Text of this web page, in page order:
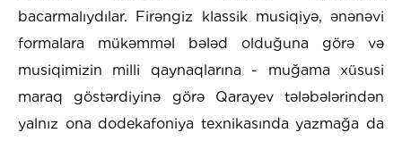
bacarmalıydılar. Firəngiz klassik musiqiyə, ənənəvi
formalara mükəmməl bələd olduğuna görə və
musiqimizin milli qaynaqlarına - muğama xüsusi
maraq göstərdiyinə görə Qarayev tələbələrindən
yalnız ona dodekafoniya texnikasında yazmağa da